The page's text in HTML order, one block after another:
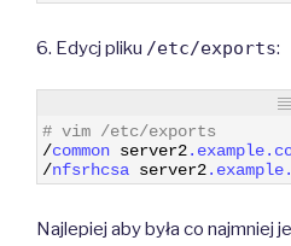
6. Edycj pliku /etc/exports:
# vim /etc/exports
/common server2.example
/nfsrhcsa server2.example
Najlepiej aby była co najmniej